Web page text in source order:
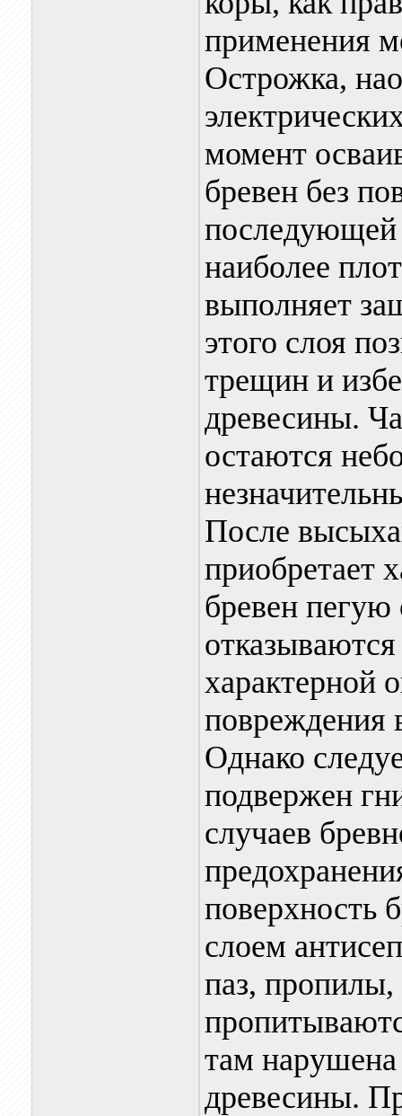
применения
Острожка,
момент
бревен без
последующей
наиболее
выполняет
этого слоя
трещин и
древесины.
остаются
После
приобретает
бревен пегую
характерной
повреждения
Однако
подвержен
случаев
поверхность
слоем
паз,
там нарушена
древесины.